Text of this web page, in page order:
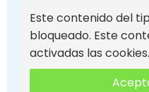
Este contenido del
bloqueado. Este
activadas las cookies.